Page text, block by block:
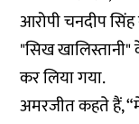
आरोपी चनदीप
"सिख
कर लिया गया.
अमरजीत कहते हैं,